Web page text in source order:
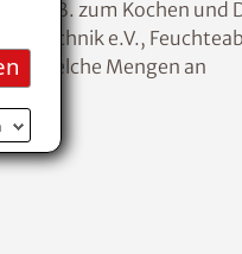
z. B. zum Kochen und
e.V.,
welche Mengen an